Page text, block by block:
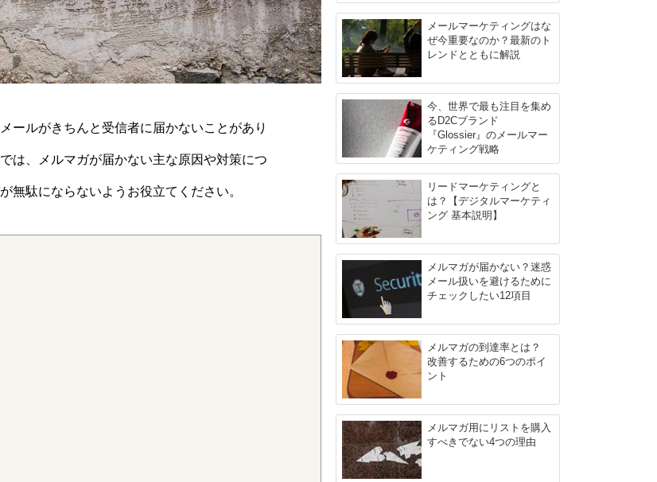
ルがきちんと受信者に届かないことがあり
は、メルマガが届かない主な原因や対策につ
無駄にならないようお役立てください。
メールマーケティングはな
ぜ今重要なのか？最新のト
レンドとともに解説
今、世界で最も注目を集め
るD2Cブランド
『Glossier』のメールマー
ケティング戦略
リードマーケティングと
は？【デジタルマーケティ
ング 基本説明】
メルマガが届かない？迷惑
メール扱いを避けるために
チェックしたい12項目
メルマガの到達率とは？
改善するための6つのポイ
ント
メルマガ用にリストを購入
すべきでない4つの理由